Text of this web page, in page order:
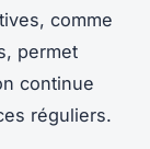
comme
permet
continue
réguliers.